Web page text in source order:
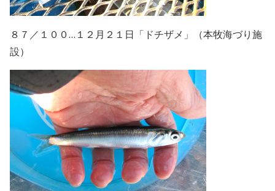
８７／１００…１２月２１日「ドチザメ」（本牧海づり施
設）